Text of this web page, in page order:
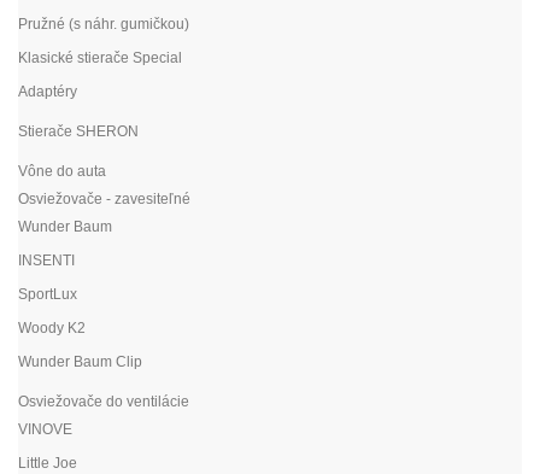
Pružné (s náhr. gumičkou)
Klasické stierače Special
Adaptéry
Stierače SHERON
Vône do auta
Osviežovače - zavesiteľné
Wunder Baum
INSENTI
SportLux
Woody K2
Wunder Baum Clip
Osviežovače do ventilácie
VINOVE
Little Joe